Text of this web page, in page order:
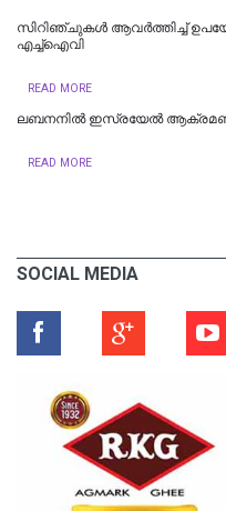
സിറിഞ്ചുകൾ ആവർത്തിച്ച്
എച്ച്‌ഐവി
READ MORE
ലബനനിൽ ഇസ്രയേൽ ആക്രമണം;
READ MORE
SOCIAL MEDIA